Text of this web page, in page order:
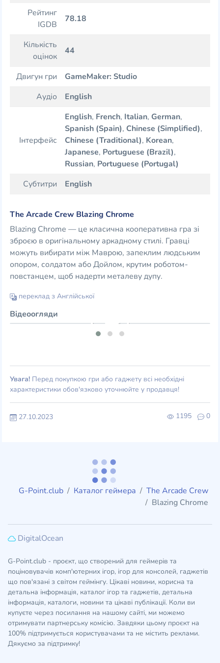
Рейтинг
IGDB
78.18
Кількість
оцінок
44
Двигун гри
GameMaker: Studio
Аудіо
English
Інтерфейс
English, French, Italian, German,
Spanish (Spain), Chinese (Simplified),
Chinese (Traditional), Korean,
Japanese, Portuguese (Brazil),
Russian, Portuguese (Portugal)
Субтитри
English
The Arcade Crew Blazing Chrome
Blazing Chrome — це класична кооперативна гра зі
зброєю в оригінальному аркадному стилі. Гравці
можуть вибирати між Маврою, запеклим людським
опором, солдатом або Дойлом, крутим роботом-
повстанцем, щоб надерти металеву дупу.
переклад з Англійської
Відеоогляди
Увага! Перед покупкою гри або гаджету всі необхідні
характеристики обов'язково уточнюйте у продавця!
1195 0
27.10.2023
G-Point.club Каталог геймера
The Arcade Crew
Blazing Chrome
DigitalOcean
G-Point.club - проєкт, що створений для геймерів та
поціновувачів комп'ютерних ігор, ігор для консолей, гаджетів
що пов'язані з світом геймінгу. Цікаві новини, корисна та
детальна інформація, каталог ігор та гаджетів, детальна
інформація, каталоги, новини та цікаві публікації. Коли ви
купуєте через посилання на нашому сайті, ми можемо
отримувати партнерську комісію. Завдяки цьому проєкт на
100% підтримується користувачами та не містить реклами.
Дякуємо за підтримку!